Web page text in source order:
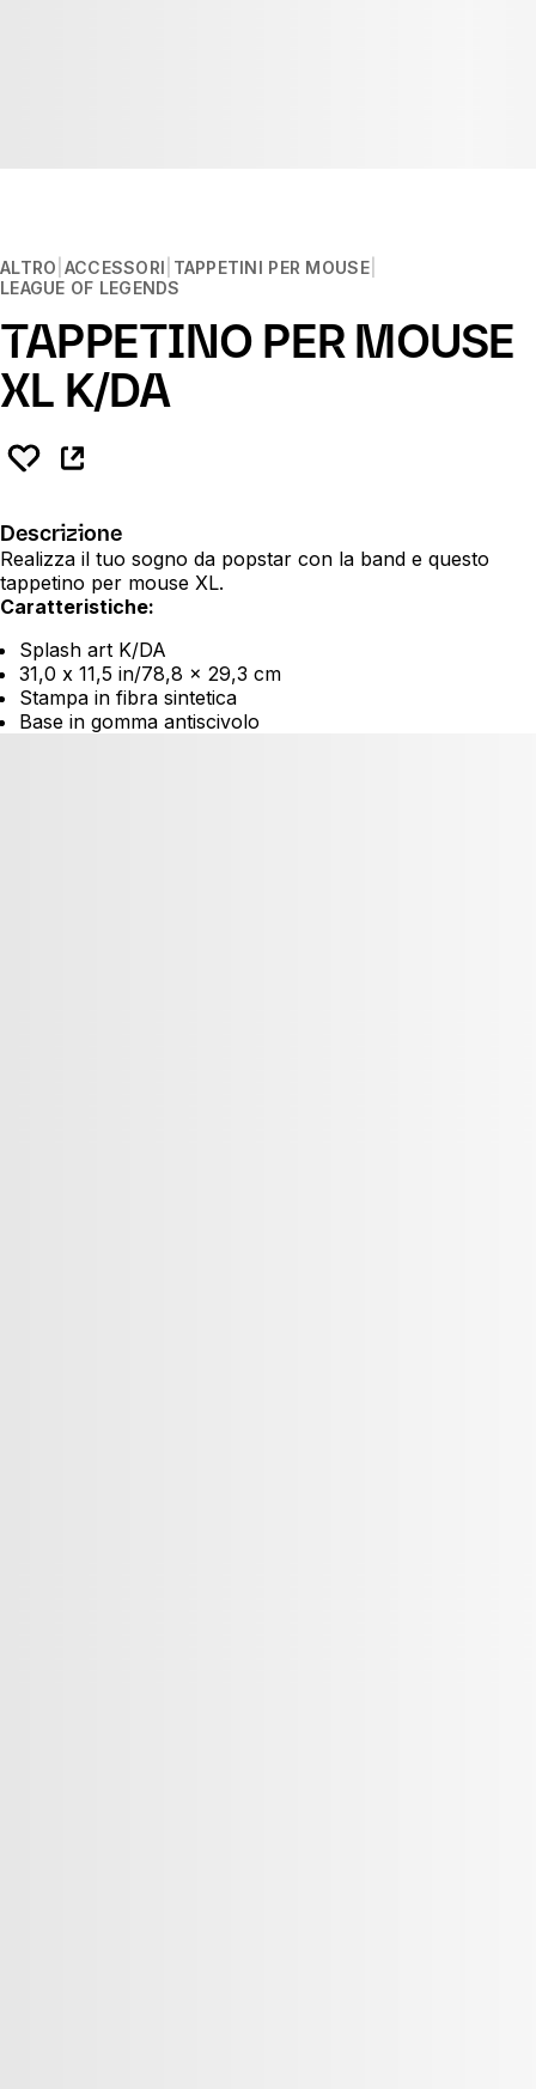
ALTRO ACCESSORI TAPPETINI PER MOUSE
LEAGUE OF LEGENDS
TAPPETINO PER MOUSE
XL K/DA
Descrizione
Realizza il tuo sogno da popstar con la band e questo
tappetino per mouse XL.
Caratteristiche:
Splash art K/DA
31,0 x 11,5 in/78,8 x 29,3 cm
Stampa in fibra sintetica
Base in gomma antiscivolo